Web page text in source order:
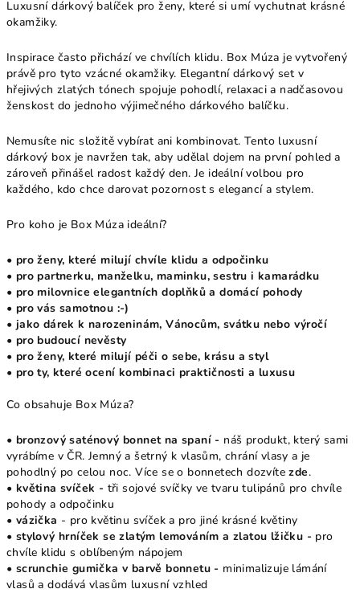
Luxusní dárkový balíček pro ženy, které si umí vychutnat krásné
okamžiky.
Inspirace často přichází ve chvílích klidu. Box Múza je vytvořený
právě pro tyto vzácné okamžiky. Elegantní dárkový set v
hřejivých zlatých tónech spojuje pohodlí, relaxaci a nadčasovou
ženskost do jednoho výjimečného dárkového balíčku.
Nemusíte nic složitě vybírat ani kombinovat. Tento luxusní
dárkový box je navržen tak, aby udělal dojem na první pohled a
zároveň přinášel radost každý den. Je ideální volbou pro
každého, kdo chce darovat pozornost s elegancí a stylem.
Pro koho je Box Múza ideální?
• pro ženy, které milují chvíle klidu a odpočinku
• pro partnerku, manželku, maminku, sestru i kamarádku
• pro milovnice elegantních doplňků a domácí pohody
• pro vás samotnou :-)
• jako dárek k narozeninám, Vánocům, svátku nebo výročí
• pro budoucí nevěsty
• pro ženy, které milují péči o sebe, krásu a styl
• pro ty, které ocení kombinaci praktičnosti a luxusu
Co obsahuje Box Múza?
• bronzový saténový bonnet na spaní - náš produkt, který sami
vyrábíme v ČR. Jemný a šetrný k vlasům, chrání vlasy a je
pohodlný po celou noc. Více se o bonnetech dozvítezde.
• květina svíček - tři sojové svíčky ve tvaru tulipánů pro chvíle
pohody a odpočinku
• vázička - pro květinu svíček a pro jiné krásné květiny
• stylový hrníček se zlatým lemováním a zlatou lžičku - pro
chvíle klidu s oblíbeným nápojem
• scrunchie gumička v barvě bonnetu - minimalizuje lámání
vlasů a dodává vlasům luxusní vzhled